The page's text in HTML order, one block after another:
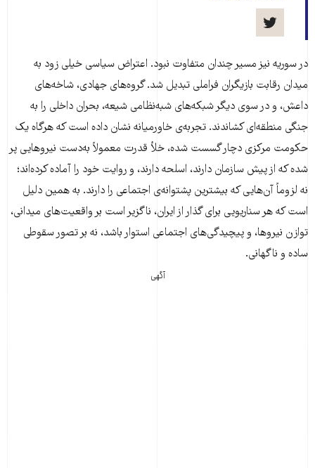
در سوریه نیز مسیر چندان متفاوت نبود. اعتراض سیاسی خیلی زود به
میدان رقابت بازیگران فراملی تبدیل شد. گروه‌های جهادی، شاخه‌های
داعش، و در سوی دیگر شبکه‌های شبه‌نظامی شیعه، بحران داخلی را به
جنگی منطقه‌ای کشاندند. تجربه‌ی خاورمیانه نشان داده است که هرگاه یک
حکومت مرکزی دچار گسست شده، خلأ قدرت معمولاً به‌دست نیروهایی پر
شده که از پیش سازمان دارند، اسلحه دارند، و روایت خود را آماده کرده‌اند؛
نه لزوماً آن‌هایی که بیشترین پشتوانه‌ی اجتماعی را دارند. به همین دلیل
است که هر سناریویی برای گذار از ایران، ناگزیر است بر واقعیت‌های میدانی،
توازن نیروها، و پیچیدگی‌های اجتماعی استوار باشد، نه بر تصور سقوطی
ساده و ناگهانی.
آگهی